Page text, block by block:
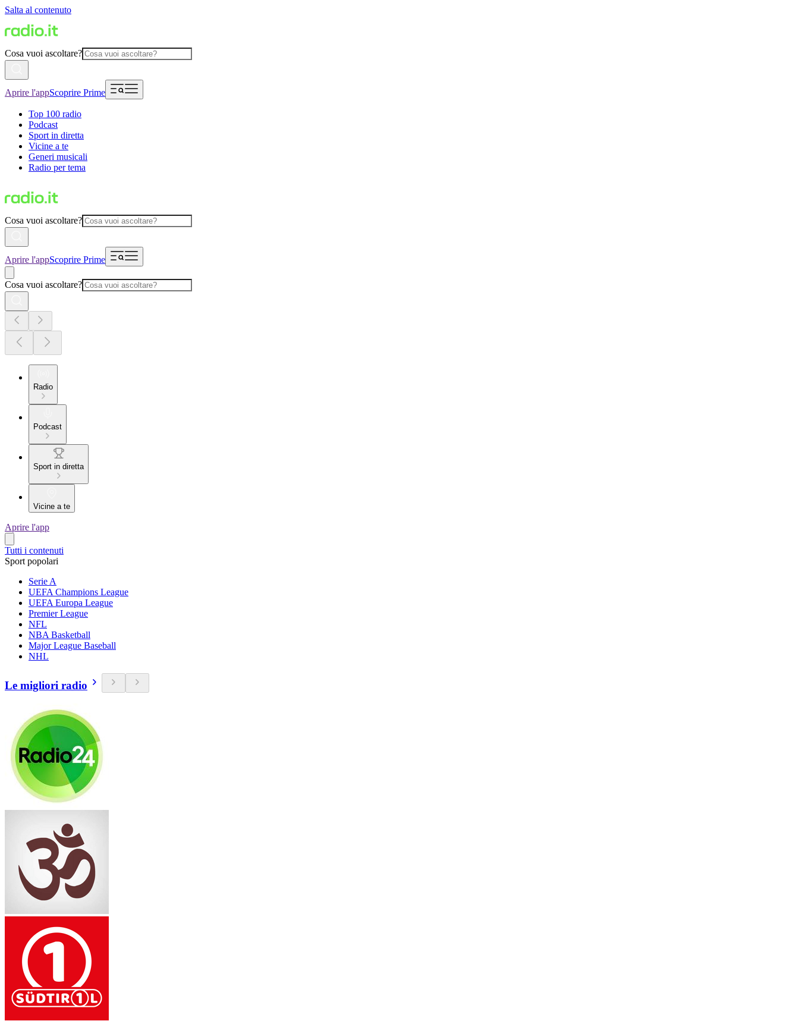
Salta al contenuto
Cosa vuoi ascoltare?
Aprire l'appScoprire Prime
Top 100 radio
Podcast
Sport in diretta
Vicine a te
Generi musicali
Radio per tema
Cosa vuoi ascoltare?
Aprire l'appScoprire Prime
Cosa vuoi ascoltare?
Radio
Podcast
Sport in diretta
Vicine a te
Aprire l'app
Tutti i contenuti
Sport popolari
Serie A
UEFA Champions League
UEFA Europa League
Premier League
NFL
NBA Basketball
Major League Baseball
NHL
Le migliori radio